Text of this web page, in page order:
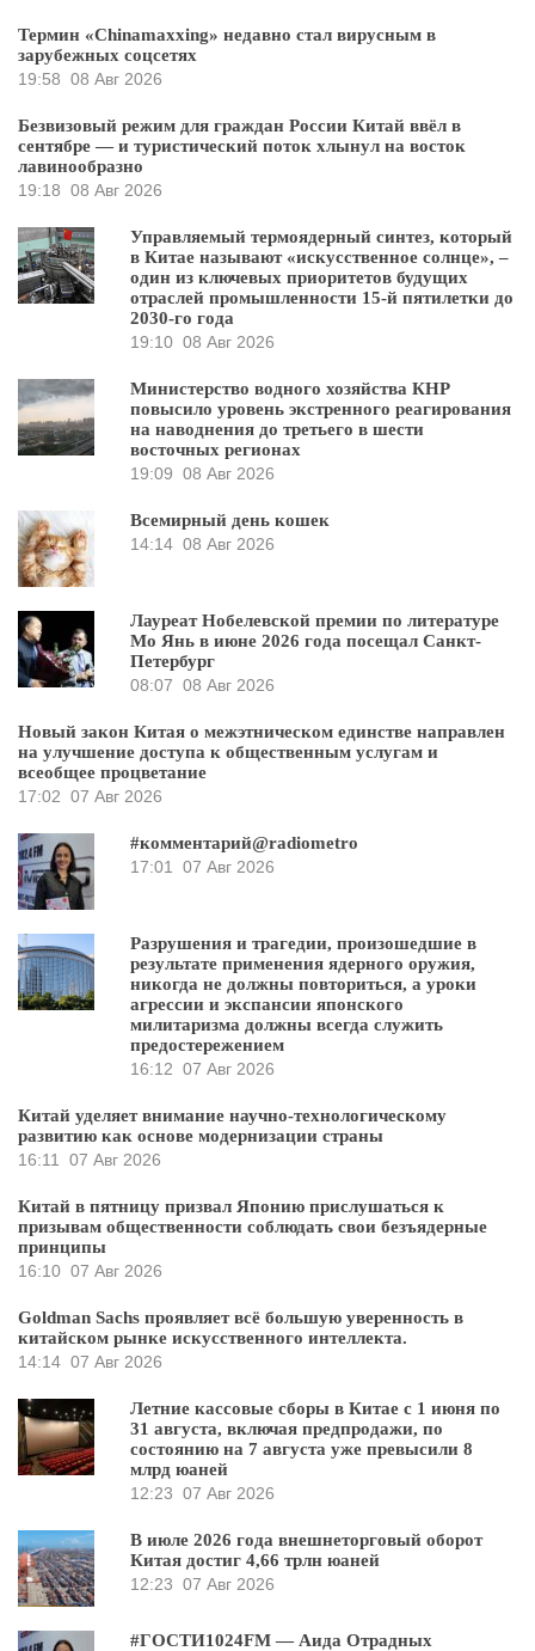
Термин «Chinamaxxing» недавно стал вирусным в
зарубежных соцсетях
19:58 08 Авг 2026
Безвизовый режим для граждан России Китай ввёл в
сентябре — и туристический поток хлынул на восток
лавинообразно
19:18 08 Авг 2026
Управляемый термоядерный синтез, который
в Китае называют «искусственное солнце», –
один из ключевых приоритетов будущих
отраслей промышленности 15-й пятилетки до
2030-го года
19:10 08 Авг 2026
Министерство водного хозяйства КНР
повысило уровень экстренного реагирования
на наводнения до третьего в шести
восточных регионах
19:09 08 Авг 2026
Всемирный день кошек
14:14 08 Авг 2026
Лауреат Нобелевской премии по литературе
Мо Янь в июне 2026 года посещал Санкт-
Петербург
08:07 08 Авг 2026
Новый закон Китая о межэтническом единстве направлен
на улучшение доступа к общественным услугам и
всеобщее процветание
17:02 07 Авг 2026
#комментарий@radiometro
17:01 07 Авг 2026
Разрушения и трагедии, произошедшие в
результате применения ядерного оружия,
никогда не должны повториться, а уроки
агрессии и экспансии японского
милитаризма должны всегда служить
предостережением
16:12 07 Авг 2026
Китай уделяет внимание научно-технологическому
развитию как основе модернизации страны
16:11 07 Авг 2026
Китай в пятницу призвал Японию прислушаться к
призывам общественности соблюдать свои безъядерные
принципы
16:10 07 Авг 2026
Goldman Sachs проявляет всё большую уверенность в
китайском рынке искусственного интеллекта.
14:14 07 Авг 2026
Летние кассовые сборы в Китае с 1 июня по
31 августа, включая предпродажи, по
состоянию на 7 августа уже превысили 8
млрд юаней
12:23 07 Авг 2026
В июле 2026 года внешнеторговый оборот
Китая достиг 4,66 трлн юаней
12:23 07 Авг 2026
#ГОСТИ1024FM — Аида Отрадных